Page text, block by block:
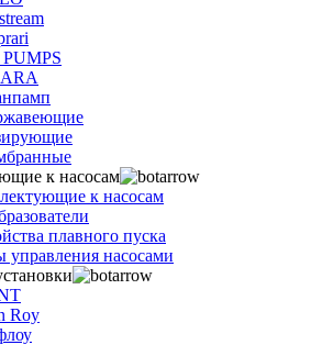
к насосам
к насосам
плавного пуска
насосами
Roy